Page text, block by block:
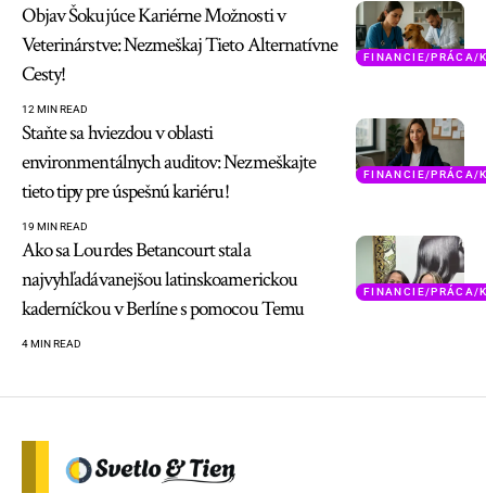
FINANCIE/PRÁCA/
Objav Šokujúce Kariérne Možnosti v
Veterinárstve: Nezmeškaj Tieto Alternatívne
Cesty!
12 MIN READ
FINANCIE/PRÁCA/
Staňte sa hviezdou v oblasti
environmentálnych auditov: Nezmeškajte
tieto tipy pre úspešnú kariéru!
19 MIN READ
FINANCIE/PRÁCA/
Ako sa Lourdes Betancourt stala
najvyhľadávanejšou latinskoamerickou
kaderníčkou v Berlíne s pomocou Temu
4 MIN READ